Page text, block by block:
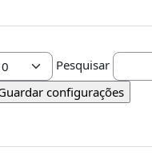
Pesquisar